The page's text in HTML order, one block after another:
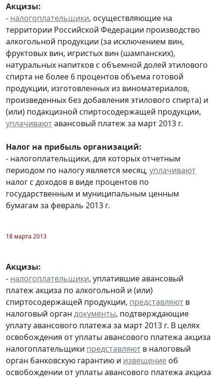
Акцизы:
- налогоплательщики, осуществляющие на
территории Российской Федерации производство
алкогольной продукции (за исключением вин,
фруктовых вин, игристых вин (шампанских),
натуральных напитков с объемной долей этилового
спирта не более 6 процентов объема готовой
продукции, изготовленных из виноматериалов,
произведенных без добавления этилового спирта) и
(или) подакцизной спиртосодержащей продукции,
уплачиваютавансовый платеж за март 2013 г.
Налог на прибыль организаций:
- налогоплательщики, для которых отчетным
периодом по налогу является месяц, уплачивают
налог с доходов в виде процентов по
государственным и муниципальным ценным
бумагам за февраль 2013 г.
18 марта 2013
Акцизы:
- налогоплательщики, уплатившие авансовый
платеж акциза по алкогольной и (или)
спиртосодержащей продукции, представляют в
налоговый орган документы, подтверждающие
уплату авансового платежа за март 2013 г. В целях
освобождения от уплаты авансового платежа акциза
налогоплательщики представляют в налоговый
орган банковскую гарантию и извещение об
освобождении от уплаты авансового платежа акциза